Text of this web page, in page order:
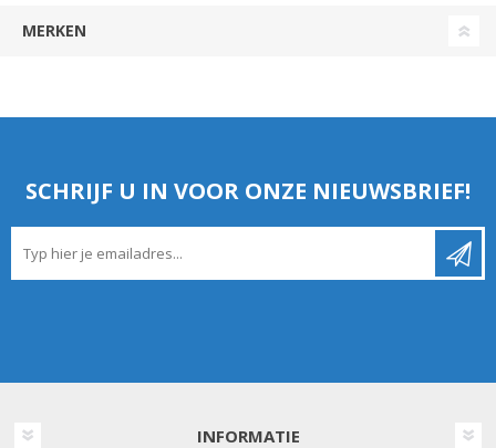
MERKEN
SCHRIJF U IN VOOR ONZE NIEUWSBRIEF!
INFORMATIE